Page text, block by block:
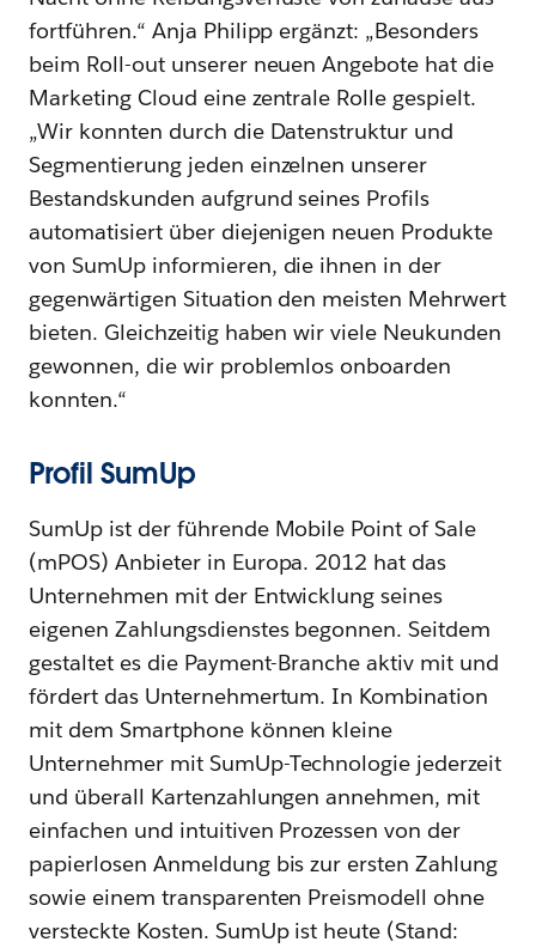
fortführen.“ Anja Philipp ergänzt: „Besonders
beim Roll-out unserer neuen Angebote hat die
Marketing Cloud eine zentrale Rolle gespielt.
„Wir konnten durch die Datenstruktur und
Segmentierung jeden einzelnen unserer
Bestandskunden aufgrund seines Profils
automatisiert über diejenigen neuen Produkte
von SumUp informieren, die ihnen in der
gegenwärtigen Situation den meisten Mehrwert
bieten. Gleichzeitig haben wir viele Neukunden
gewonnen, die wir problemlos onboarden
konnten.“
Profil SumUp
SumUp ist der führende Mobile Point of Sale
(mPOS) Anbieter in Europa. 2012 hat das
Unternehmen mit der Entwicklung seines
eigenen Zahlungsdienstes begonnen. Seitdem
gestaltet es die Payment-Branche aktiv mit und
fördert das Unternehmertum. In Kombination
mit dem Smartphone können kleine
Unternehmer mit SumUp-Technologie jederzeit
und überall Kartenzahlungen annehmen, mit
einfachen und intuitiven Prozessen von der
papierlosen Anmeldung bis zur ersten Zahlung
sowie einem transparenten Preismodell ohne
versteckte Kosten. SumUp ist heute (Stand: